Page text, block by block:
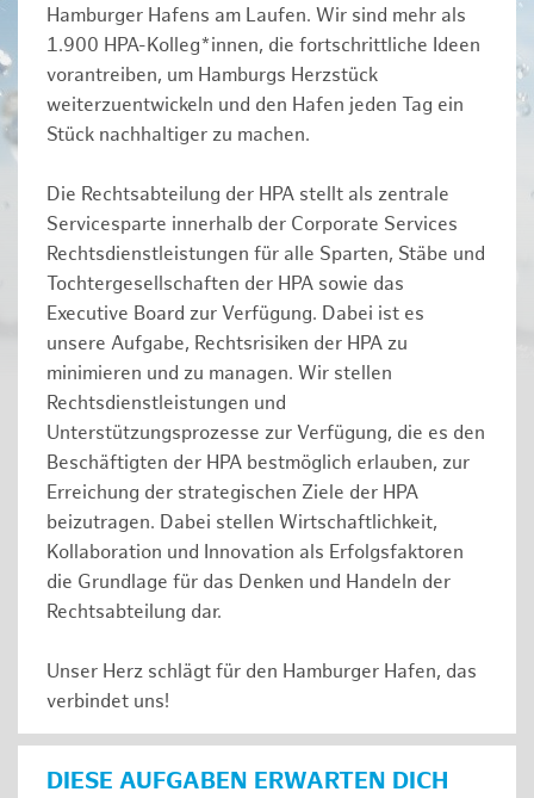
Hamburger Hafens am Laufen. Wir sind mehr als
1.900 HPA-Kolleg*innen, die fortschrittliche Ideen
vorantreiben, um Hamburgs Herzstück
weiterzuentwickeln und den Hafen jeden Tag ein
Stück nachhaltiger zu machen.
Die Rechtsabteilung der HPA stellt als zentrale
Servicesparte innerhalb der Corporate Services
Rechtsdienstleistungen für alle Sparten, Stäbe und
Tochtergesellschaften der HPA sowie das
Executive Board zur Verfügung. Dabei ist es
unsere Aufgabe, Rechtsrisiken der HPA zu
minimieren und zu managen. Wir stellen
Rechtsdienstleistungen und
Unterstützungsprozesse zur Verfügung, die es den
Beschäftigten der HPA bestmöglich erlauben, zur
Erreichung der strategischen Ziele der HPA
beizutragen. Dabei stellen Wirtschaftlichkeit,
Kollaboration und Innovation als Erfolgsfaktoren
die Grundlage für das Denken und Handeln der
Rechtsabteilung dar.
Unser Herz schlägt für den Hamburger Hafen, das
verbindet uns!
DIESE AUFGABEN ERWARTEN DICH